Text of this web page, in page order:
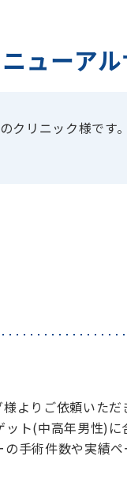
ューア
クリニック様です
よりご依頼いただ
ト(中高年男性)
手術件数や実績